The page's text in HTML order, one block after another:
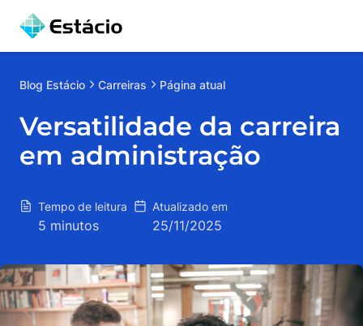
Blog Estácio Carreiras Página atual
Versatilidade da carreira
em administração
Tempo de leitura
5 minutos
Atualizado em
25/11/2025